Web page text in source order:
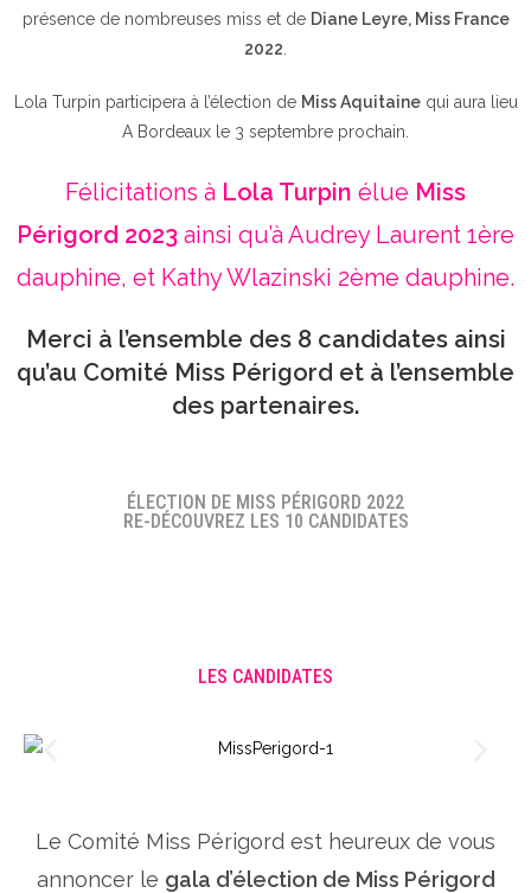
présence de nombreuses miss et de Diane Leyre, Miss France
2022
Lola Turpin participera à l’élection de Miss Aquitainequi aura lieu
A Bordeaux le 3 septembre prochain.
Félicitations à Lola Turpin élue Miss
Périgord 2023 ainsi qu’à Audrey Laurent 1ère
dauphine, et Kathy Wlazinski 2ème dauphine.
Merci à l’ensemble des 8 candidates ainsi
qu’au Comité Miss Périgord et à l’ensemble
des partenaires.
ÉLECTION DE MISS PÉRIGORD 2022
RE-DÉCOUVREZ LES 10 CANDIDATES
LES CANDIDATES
Le Comité Miss Périgord est heureux de vous
annoncer le gala d’élection de Miss Périgord